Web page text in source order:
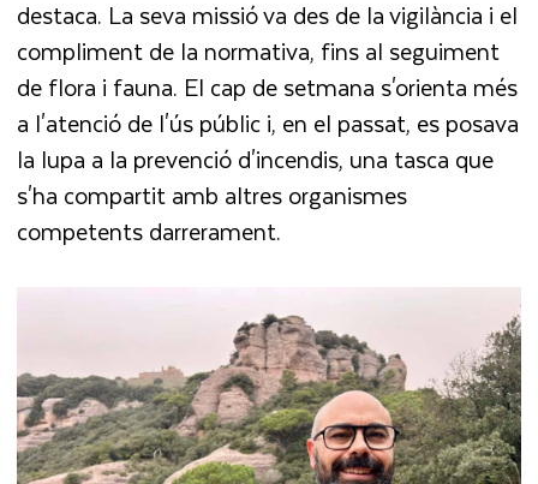
destaca. La seva missió va des de la vigilància i el
compliment de la normativa, fins al seguiment
de flora i fauna. El cap de setmana s'orienta més
a l'atenció de l'ús públic i, en el passat, es posava
la lupa a la prevenció d'incendis, una tasca que
s'ha compartit amb altres organismes
competents darrerament.